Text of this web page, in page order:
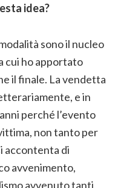
idea?
sono il nucleo
cui ho apportato
il finale. La vendetta
e in
perché l’evento
non tanto per
accontenta di
avvenimento,
avvenuto tanti